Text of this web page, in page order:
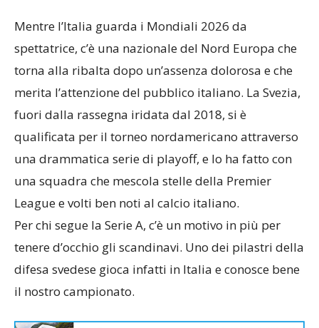
Mentre l’Italia guarda i Mondiali 2026 da
spettatrice, c’è una nazionale del Nord Europa che
torna alla ribalta dopo un’assenza dolorosa e che
merita l’attenzione del pubblico italiano. La Svezia,
fuori dalla rassegna iridata dal 2018, si è
qualificata per il torneo nordamericano attraverso
una drammatica serie di playoff, e lo ha fatto con
una squadra che mescola stelle della Premier
League e volti ben noti al calcio italiano.
Per chi segue la Serie A, c’è un motivo in più per
tenere d’occhio gli scandinavi. Uno dei pilastri della
difesa svedese gioca infatti in Italia e conosce bene
il nostro campionato.